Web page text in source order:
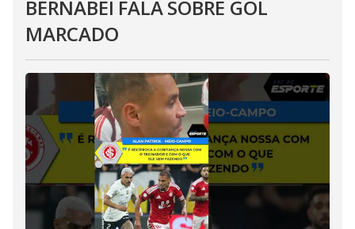
BERNABEI FALA SOBRE GOL
MARCADO